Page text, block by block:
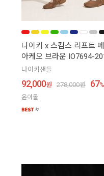
나이키 x 스킴스 리프트
아케오 브라운 IO7694-
나이키샌들
92,000원 278,000원 67%
윤이몰